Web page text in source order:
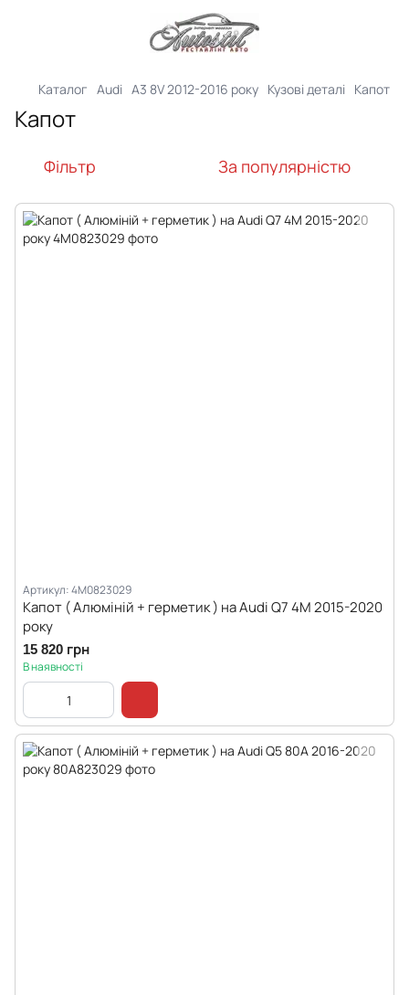
Каталог Audi A3 8V 2012-2016 року Кузові деталі Капот
Капот
Фільтр За популярністю
Артикул: 4M0823029
Капот ( Алюміній + герметик ) на Audi Q7 4M 2015-2020
року
15 820 грн
В наявності